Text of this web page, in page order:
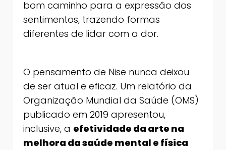
bom caminho para a expressão dos
sentimentos, trazendo formas
diferentes de lidar com a dor.
O pensamento de Nise nunca deixou
de ser atual e eficaz. Um relatório da
Organização Mundial da Saúde (OMS)
publicado em 2019 apresentou,
inclusive, a efetividade da arte na
melhora da saúde mental e física